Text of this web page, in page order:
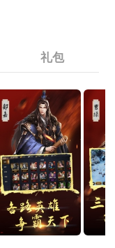
礼包